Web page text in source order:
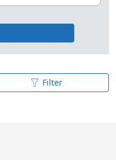
Filter